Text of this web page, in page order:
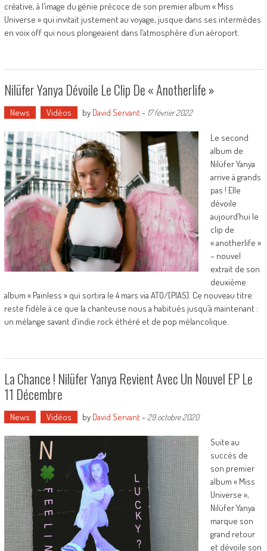
créative, à l’image du génie précoce de son premier album « Miss
Universe » qui invitait justement au voyage, jusque dans ses intermèdes
en voix off qui nous plongeaient dans l’atmosphère d’un aéroport.
Nilüfer Yanya Dévoile Le Clip De « Anotherlife »
News Vidéos by David Servant- 17 février 2022
Le second
album de
Nilüfer Yanya
arrive à grands
pas ! Elle
dévoile
aujourd’hui le
clip de
« anotherlife »
– nouvel
extrait de son
deuxième
album « Painless » qui sortira le 4 mars via ATO/[PIAS]. Ce nouveau titre
reste fidèle à ce que la chanteuse nous a habitués jusqu’à maintenant :
un mélange savant d’indie rock éthéré et de pop mélancolique.
La Chance ! Nilüfer Yanya Revient Avec Un Nouvel EP Le
11 Décembre
News Vidéos by David Servant- 29 octobre 2020
Suite au
succès de
son premier
album « Miss
Universe »,
Nilüfer Yanya
marque son
grand retour
et dévoile son